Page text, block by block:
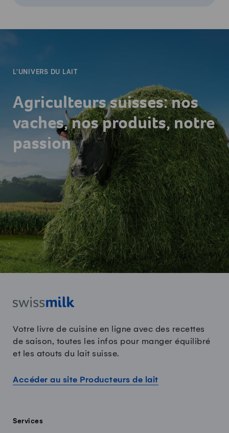
L'UNIVERS DU LAIT
Agriculteurs suisses: nos
vaches, nos produits, notre
passion
Votre livre de cuisine en ligne avec des recettes
de saison, toutes les infos pour manger équilibré
et les atouts du lait suisse.
Accéder au site Producteurs de lait
Services